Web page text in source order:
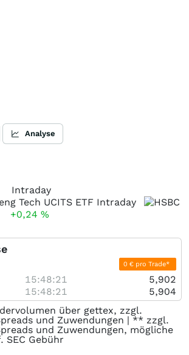
Analyse
Intraday
+0,24 %
0 € pro Trade*
15:48:21
5,902
15:48:21
5,904
über gettex, zzgl.
und Zuwendungen | ** zzgl.
und Zuwendungen, mögliche
SEC Gebühr